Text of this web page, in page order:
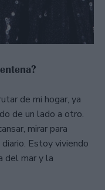
de mi hogar, ya
de un lado a otro.
mirar para
Estoy viviendo
del mar y la